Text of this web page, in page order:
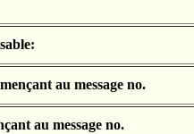
au message no.
au message no.